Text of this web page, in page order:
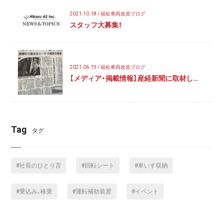
2021.10.18 / 福祉車両改造ブログ
スタッフ大募集！
2021.06.19 / 福祉車両改造ブログ
【メディア・掲載情報】産経新聞に取材し…
Tag タグ
社長のひとり言 回転シート 車いす収納
乗込み、移乗 運転補助装置 イベント